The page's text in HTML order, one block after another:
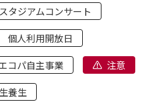
スタジアムコンサート
個人利用開放日
コパ自主事業
注意
養生